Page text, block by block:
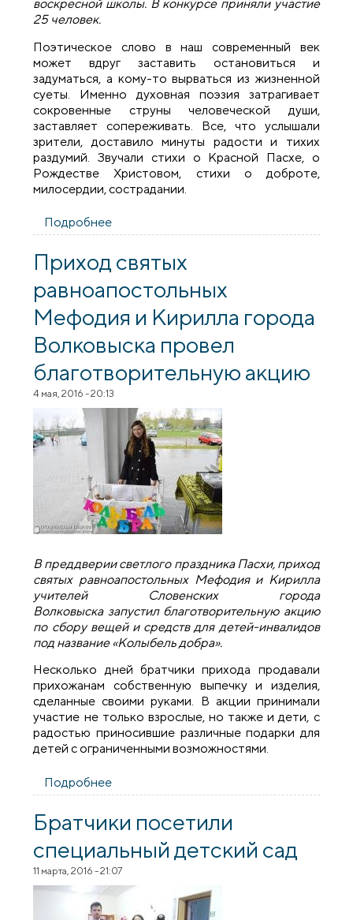
воскресной школы. В конкурсе приняли участие
25 человек.
Поэтическое слово в наш современный век
может вдруг заставить остановиться и
задуматься, а кому-то вырваться из жизненной
суеты. Именно духовная поэзия затрагивает
сокровенные струны человеческой души,
заставляет сопереживать. Все, что услышали
зрители, доставило минуты радости и тихих
раздумий. Звучали стихи о Красной Пасхе, о
Рождестве Христовом, стихи о доброте,
милосердии, сострадании.
Подробнее
Мефодия и Кирилла прошел конкурс
Приход святых
равноапостольных
Мефодия и Кирилла города
Волковыска провел
благотворительную акцию
4 мая, 2016 - 20:13
В преддверии светлого праздника Пасхи, приход
святых равноапостольных Мефодия и Кирилла
учителей Словенских города
Волковыска запустил благотворительную акцию
по сбору вещей и средств для детей-инвалидов
под название «Колыбель добра».
Несколько дней братчики прихода продавали
прихожанам собственную выпечку и изделия,
сделанные своими руками. В акции принимали
участие не только взрослые, но также и дети, с
радостью приносившие различные подарки для
детей с ограниченными возможностями.
Подробнее
Мефодия и Кирилла города Волковыска
Братчики посетили
специальный детский сад
11 марта, 2016 - 21:07